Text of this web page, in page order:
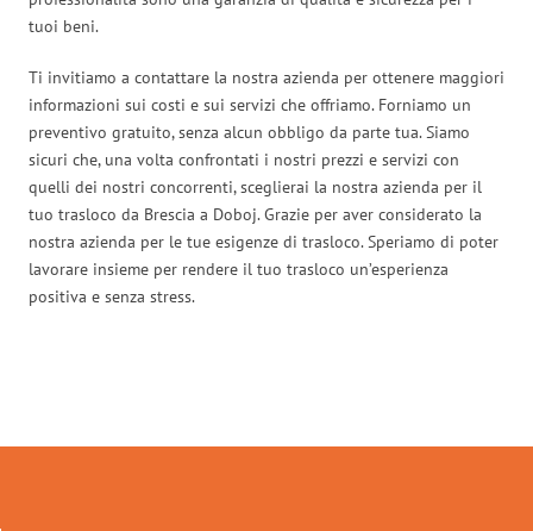
tuoi beni.
Ti invitiamo a contattare la nostra azienda per ottenere maggiori
informazioni sui costi e sui servizi che offriamo. Forniamo un
preventivo gratuito, senza alcun obbligo da parte tua. Siamo
sicuri che, una volta confrontati i nostri prezzi e servizi con
quelli dei nostri concorrenti, sceglierai la nostra azienda per il
tuo trasloco da Brescia a Doboj. Grazie per aver considerato la
nostra azienda per le tue esigenze di trasloco. Speriamo di poter
lavorare insieme per rendere il tuo trasloco un’esperienza
positiva e senza stress.